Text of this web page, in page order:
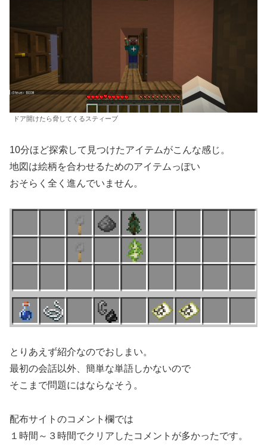
ドア開けたら脅してくるスティーブ
10分ほど探索して見つけたアイテムがこんな感じ。
地図は絵柄を合わせるためのアイテムっぽい
おそらく全く進んでいません。
とりあえず紹介なのでおしまい。
最初の会話以外、簡単な単語しかないので
そこまで問題にはならなそう。
配布サイトのコメント欄では
１時間～３時間でクリアしたコメントが多かったです。